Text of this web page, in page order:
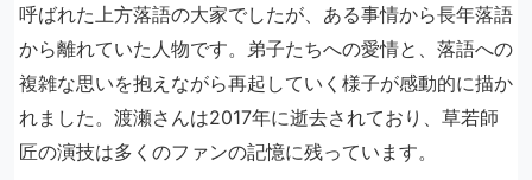
呼ばれた上方落語の大家でしたが、ある事情から長年落語
から離れていた人物です。弟子たちへの愛情と、落語への
複雑な思いを抱えながら再起していく様子が感動的に描か
れました。渡瀬さんは2017年に逝去されており、草若師
匠の演技は多くのファンの記憶に残っています。